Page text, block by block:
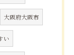
大阪府大阪市
い